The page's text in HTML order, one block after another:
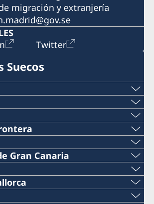
migración y extranjería
Twitter
Suecos
Gran Canaria